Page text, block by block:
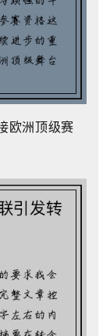
欧洲顶级赛